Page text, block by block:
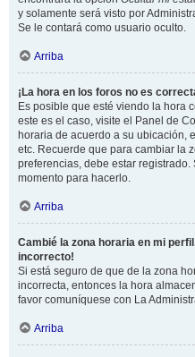
y solamente será visto por
Se le contará como usuario oculto.
Arriba
¡La hora en los foros no es
Es posible que esté viendo la hora
este es el caso, visite el Panel de
horaria de acuerdo a su ubicación,
etc. Recuerde que para cambiar la
preferencias, debe estar registrado.
momento para hacerlo.
Arriba
Cambié la zona horaria en mi
incorrecto!
Si está seguro de que de la zona
incorrecta, entonces la hora
favor comuníquese con La
Arriba